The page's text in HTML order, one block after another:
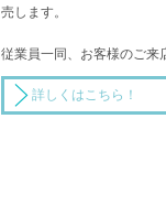
売します。
従業員一同、お客様のご来
詳しくはこちら！